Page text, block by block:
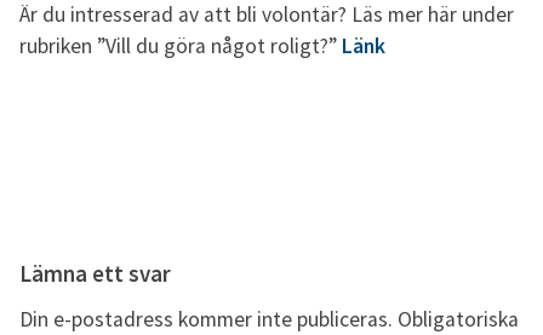
Är du intresserad av att bli volontär? Läs mer här under
rubriken ”Vill du göra något roligt?” Länk
Lämna ett svar
Din e-postadress kommer inte publiceras. Obligatoriska